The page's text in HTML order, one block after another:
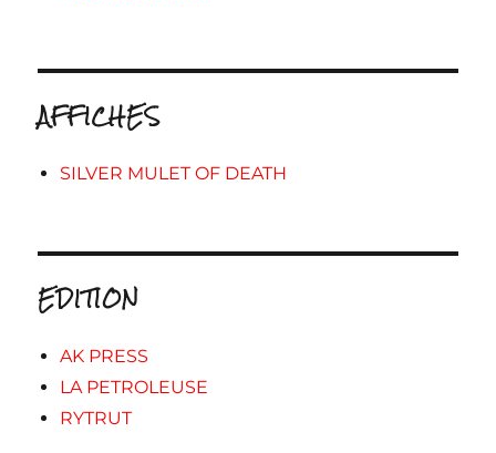
AFFICHES
SILVER MULET OF DEATH
EDITION
AK PRESS
LA PETROLEUSE
RYTRUT